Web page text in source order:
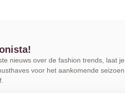
nieuws over de fashion trends, laat
voor het aankomende